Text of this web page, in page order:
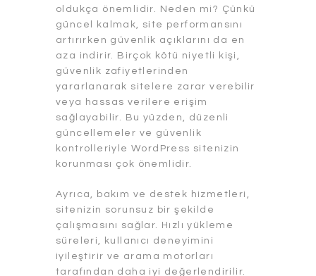
oldukça önemlidir. Neden mi? Çünkü
güncel kalmak, site performansını
artırırken güvenlik açıklarını da en
aza indirir. Birçok kötü niyetli kişi,
güvenlik zafiyetlerinden
yararlanarak sitelere zarar verebilir
veya hassas verilere erişim
sağlayabilir. Bu yüzden, düzenli
güncellemeler ve güvenlik
kontrolleriyle WordPress sitenizin
korunması çok önemlidir.
Ayrıca, bakım ve destek hizmetleri,
sitenizin sorunsuz bir şekilde
çalışmasını sağlar. Hızlı yükleme
süreleri, kullanıcı deneyimini
iyileştirir ve arama motorları
tarafından daha iyi değerlendirilir.